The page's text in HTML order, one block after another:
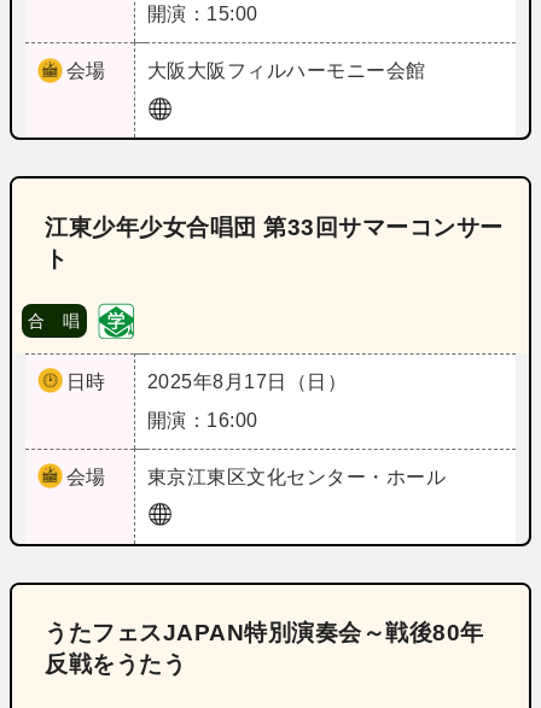
開演：15:00
会場 大阪 大阪フィルハーモニー会館
江東少年少女合唱団 第33回サマーコンサー
ト
合 唱
日時
2025年8月17日（日）
開演：16:00
会場 東京江東区文化センター・ホール
うたフェスJAPAN特別演奏会～戦後80年
反戦をうたう